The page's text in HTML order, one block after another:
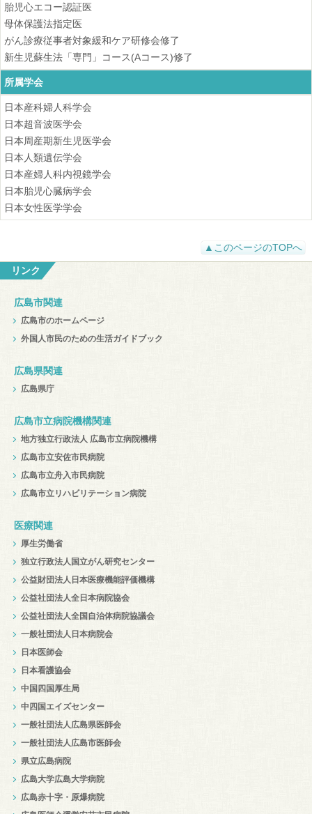
胎児心エコー認証医
母体保護法指定医
がん診療従事者対象緩和ケア研修会修了
新生児蘇生法「専門」コース(Aコース)修了
所属学会
日本産科婦人科学会
日本超音波医学会
日本周産期新生児医学会
日本人類遺伝学会
日本産婦人科内視鏡学会
日本胎児心臓病学会
日本女性医学学会
▲このページのTOPへ
リンク
広島市関連
広島市のホームページ
外国人市民のための生活ガイドブック
広島県関連
広島県庁
広島市立病院機構関連
地方独立行政法人 広島市立病院機構
広島市立安佐市民病院
広島市立舟入市民病院
広島市立リハビリテーション病院
医療関連
厚生労働省
独立行政法人国立がん研究センター
公益財団法人日本医療機能評価機構
公益社団法人全日本病院協会
公益社団法人全国自治体病院協議会
一般社団法人日本病院会
日本医師会
日本看護協会
中国四国厚生局
中四国エイズセンター
一般社団法人広島県医師会
一般社団法人広島市医師会
県立広島病院
広島大学広島大学病院
広島赤十字・原爆病院